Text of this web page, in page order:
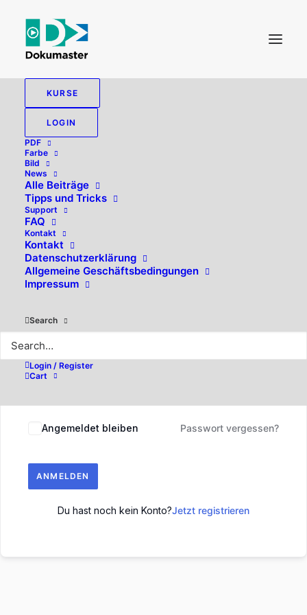
KURSE
LOGIN
PDF
Farbe
Bild
News
Alle Beiträge
Tipps und Tricks
Support
FAQ
Kontakt
Kontakt
Datenschutzerklärung
Allgemeine Geschäftsbedingungen
Impressum
Search
Login / Register
Cart
Hallo, willkommen zurück!
Angemeldet bleiben Passwort vergessen?
ANMELDEN
Du hast noch kein Konto?Jetzt registrieren